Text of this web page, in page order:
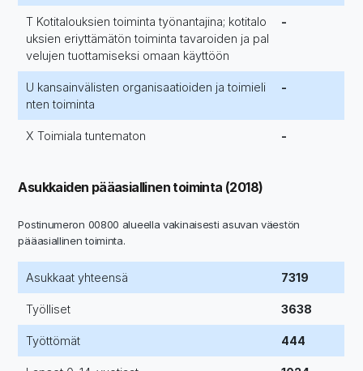
T Kotitalouksien toiminta työnantajina; kotitalo
uksien eriyttämätön toiminta tavaroiden ja pal
velujen tuottamiseksi omaan käyttöön
-
U kansainvälisten organisaatioiden ja toimieli
nten toiminta
-
X Toimiala tuntematon -
Asukkaiden pääasiallinen toiminta (2018)
Postinumeron 00800 alueella vakinaisesti asuvan väestön
pääasiallinen toiminta.
Asukkaat yhteensä 7319
Työlliset 3638
Työttömät 444